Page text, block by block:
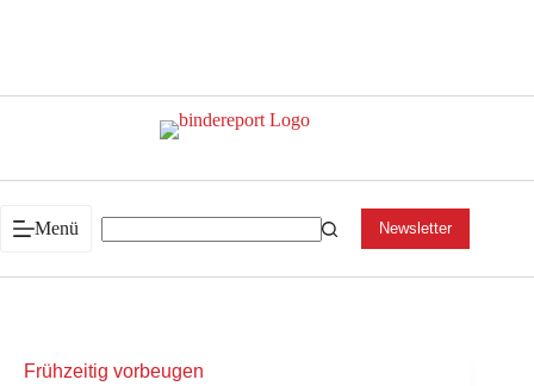
Menü Newsletter
Frühzeitig vorbeugen